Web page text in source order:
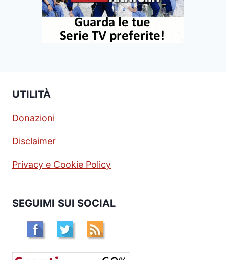
UTILITÀ
Donazioni
Disclaimer
Privacy e Cookie Policy
SEGUIMI SUI SOCIAL